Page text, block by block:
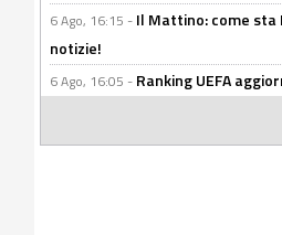
6 Ago, 16:15 - Il Mattino: come sta
notizie!
6 Ago, 16:05 - Ranking UEFA